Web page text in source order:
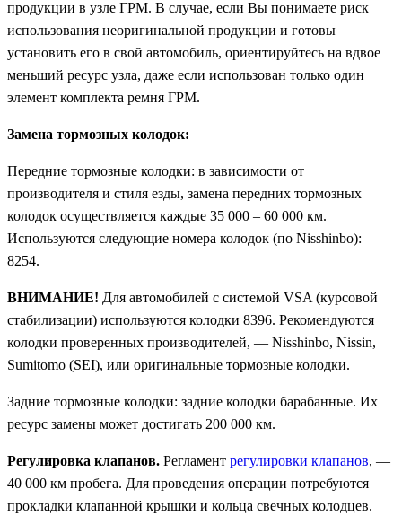
продукции в узле ГРМ. В случае, если Вы понимаете риск
использования неоригинальной продукции и готовы
установить его в свой автомобиль, ориентируйтесь на вдвое
меньший ресурс узла, даже если использован только один
элемент комплекта ремня ГРМ.
Замена тормозных колодок:
Передние тормозные колодки: в зависимости от
производителя и стиля езды, замена передних тормозных
колодок осуществляется каждые 35 000 – 60 000 км.
Используются следующие номера колодок (по Nisshinbo):
8254.
ВНИМАНИЕ! Для автомобилей с системой VSA (курсовой
стабилизации) используются колодки 8396. Рекомендуются
колодки проверенных производителей, — Nisshinbo, Nissin,
Sumitomo (SEI), или оригинальные тормозные колодки.
Задние тормозные колодки: задние колодки барабанные. Их
ресурс замены может достигать 200 000 км.
Регулировка клапанов. Регламент регулировки клапанов, —
40 000 км пробега. Для проведения операции потребуются
прокладки клапанной крышки и кольца свечных колодцев.